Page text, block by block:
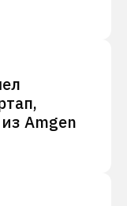
Amgen